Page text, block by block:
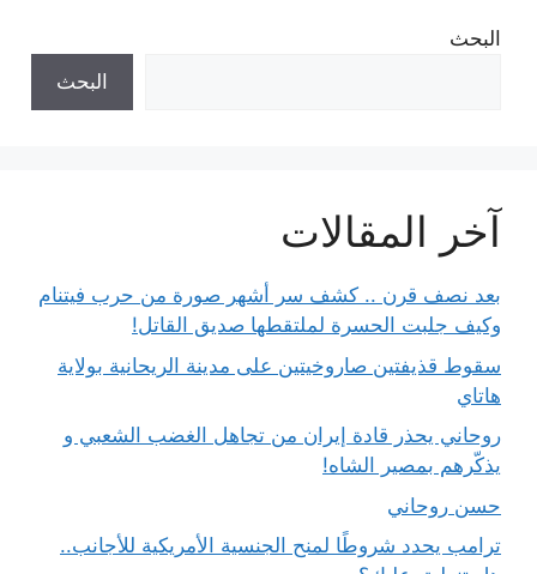
البحث
البحث
آخر المقالات
بعد نصف قرن .. كشف سر أشهر صورة من حرب فيتنام
وكيف جلبت الحسرة لملتقطها صديق القاتل!
سقوط قذيفتين صاروخيتين على مدينة الريحانية بولاية
هاتاي
روحاني يحذر قادة إيران من تجاهل الغضب الشعبي و
يذكّرهم بمصير الشاه!
حسن روحاني
ترامب يحدد شروطًا لمنح الجنسية الأمريكية للأجانب..